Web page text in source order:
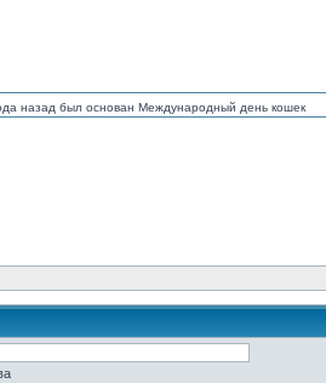
назад был основан Международный день кошек